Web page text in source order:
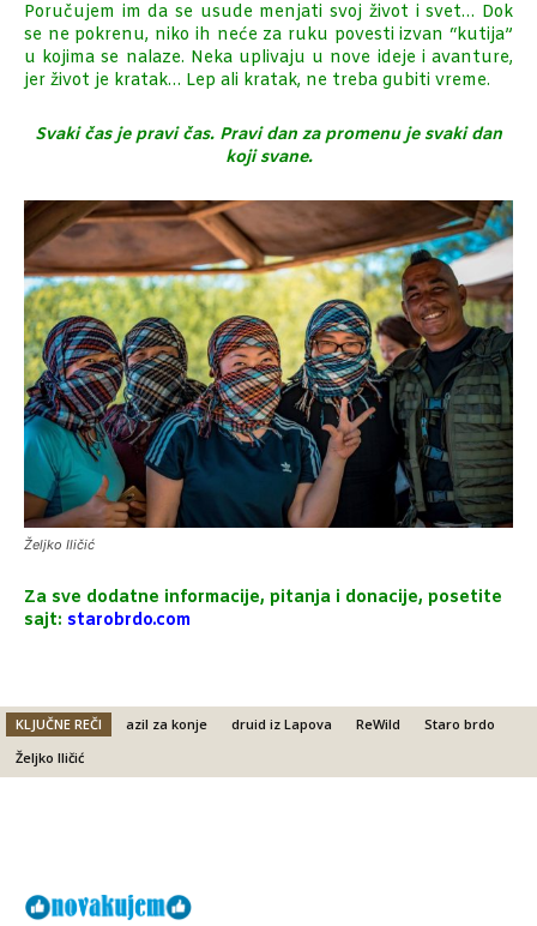
Poručujem im da se usude menjati svoj život i svet… Dok
se ne pokrenu, niko ih neće za ruku povesti izvan “kutija”
u kojima se nalaze. Neka uplivaju u nove ideje i avanture,
jer život je kratak… Lep ali kratak, ne treba gubiti vreme.
Svaki čas je pravi čas. Pravi dan za promenu je svaki dan
koji svane.
Željko Iličić
Za sve dodatne informacije, pitanja i donacije, posetite
sajt: starobrdo.com
KLJUČNE REČI azil za konje druid iz Lapova ReWild
Staro brdo
Željko Iličić